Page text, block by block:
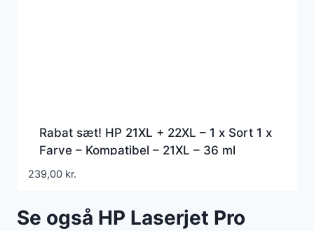
Rabat sæt! HP 21XL + 22XL – 1 x Sort 1 x
Farve – Kompatibel – 21XL – 36 ml
239,00 kr.
Se også HP Laserjet Pro